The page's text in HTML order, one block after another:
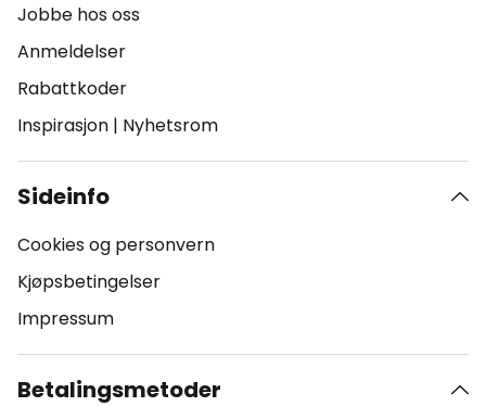
Jobbe hos oss
Anmeldelser
Rabattkoder
Inspirasjon | Nyhetsrom
Sideinfo
Cookies og personvern
Kjøpsbetingelser
Impressum
Betalingsmetoder